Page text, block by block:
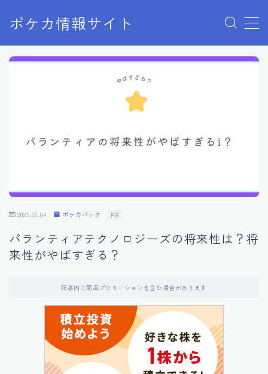
ポケカ情報サイト
MENU
Home
2025.02.04 ポケカパック PR
パランティアテクノロジーズの将来性は？将
来性がやばすぎる？
記事内に商品プロモーションを含む場合があります